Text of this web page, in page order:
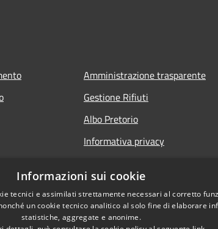
Amministrazione trasparente
Gestione Rifiuti
Albo Pretorio
Informativa privacy
Dichiarazione di accessibilità
Informazioni sui cookie
tecnici e assimilati strettamente necessari al corretto
un cookie tecnico analitico al solo fine di elaborare
statistiche, aggregate e anonime.